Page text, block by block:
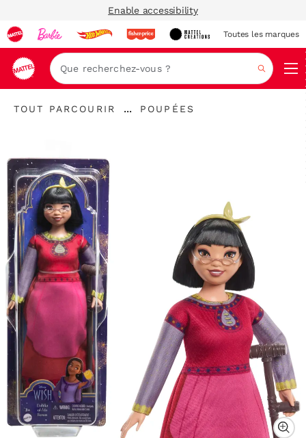
Enable accessibility
Toutes les marques
"Tout
TOUT PARCOURIR
...
"POUPÉES